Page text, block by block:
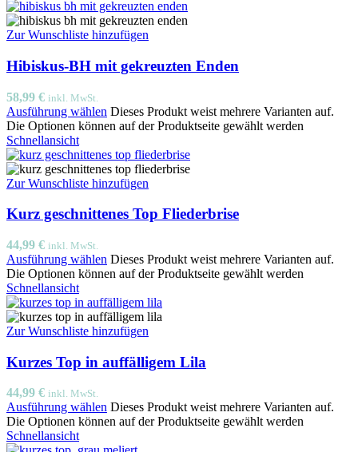
Zur Wunschliste hinzufügen
Hibiskus-BH mit gekreuzten Enden
58,99 € inkl. MwSt.
Ausführung wählen Dieses Produkt weist mehrere Varianten auf.
Die Optionen können auf der Produktseite gewählt werden
Schnellansicht
Zur Wunschliste hinzufügen
Kurz geschnittenes Top Fliederbrise
44,99 € inkl. MwSt.
Ausführung wählen Dieses Produkt weist mehrere Varianten auf.
Die Optionen können auf der Produktseite gewählt werden
Schnellansicht
Zur Wunschliste hinzufügen
Kurzes Top in auffälligem Lila
44,99 € inkl. MwSt.
Ausführung wählen Dieses Produkt weist mehrere Varianten auf.
Die Optionen können auf der Produktseite gewählt werden
Schnellansicht